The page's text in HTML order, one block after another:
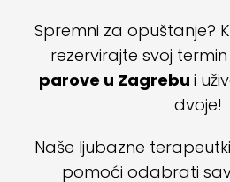
Spremni za opuštanje?
rezervirajte svoj
parove u Zagrebu i
dvoje!
Naše ljubazne
pomoći odabrati